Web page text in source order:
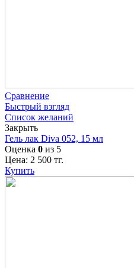
Сравнение
Быстрый взгляд
Список желаний
Закрыть
Гель лак Diva 052, 15 мл
Оценка 0 из 5
Цена: 2 500 тг.
Купить